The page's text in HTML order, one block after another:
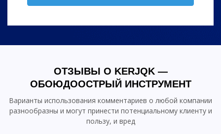
ОТЗЫВЫ О KERJQK —
ОБОЮДООСТРЫЙ ИНСТРУМЕНТ
Варианты использования комментариев о любой компании
разнообразны и могут принести потенциальному клиенту и
пользу, и вред